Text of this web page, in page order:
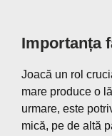
Importanța
Joacă un rol
mare produce o
urmare, este
mică, pe de altă